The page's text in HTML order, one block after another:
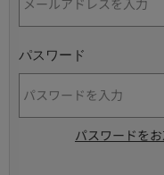
パスワード
パスワードを